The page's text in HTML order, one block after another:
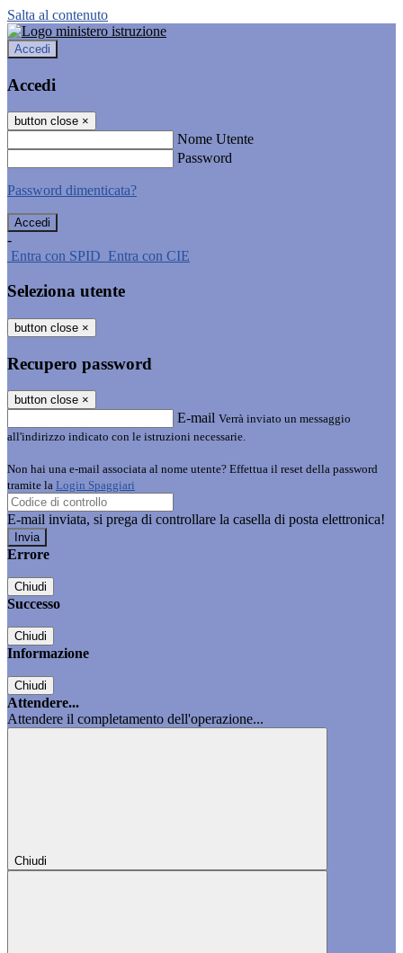
Salta al contenuto
Accedi
Accedi
button close ×
Nome Utente
Password
Password dimenticata?
-
Entra con SPID Entra con CIE
Seleziona utente
button close ×
Recupero password
button close ×
E-mail Verrà inviato un messaggio
all'indirizzo indicato con le istruzioni necessarie.
Non hai una e-mail associata al nome utente? Effettua il reset della password
tramite la Login Spaggiari
E-mail inviata, si prega di controllare la casella di posta elettronica!
Errore
Chiudi
Successo
Chiudi
Informazione
Chiudi
Attendere...
Attendere il completamento dell'operazione...
Chiudi